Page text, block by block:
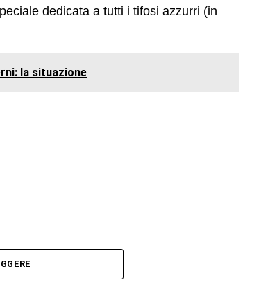
dedicata a tutti i tifosi azzurri (in
la situazione